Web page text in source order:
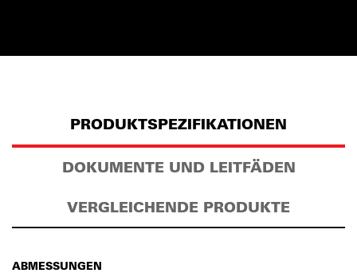
PRODUKTSPEZIFIKATIONEN
DOKUMENTE UND LEITFÄDEN
VERGLEICHENDE PRODUKTE
ABMESSUNGEN